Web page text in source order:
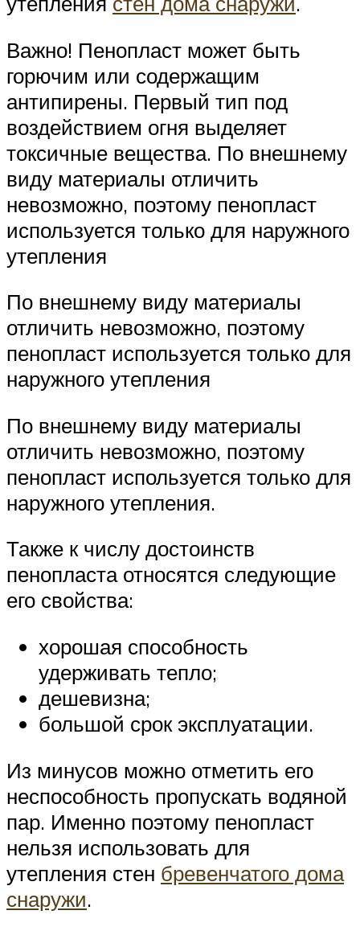
Важно! Пенопласт может быть
горючим или содержащим
антипирены. Первый тип под
воздействием огня выделяет
токсичные вещества. По внешнему
виду материалы отличить
невозможно, поэтому пенопласт
используется только для наружного
утепления
По внешнему виду материалы
отличить невозможно, поэтому
пенопласт используется только для
наружного утепления
По внешнему виду материалы
отличить невозможно, поэтому
пенопласт используется только для
наружного утепления.
Также к числу достоинств
пенопласта относятся следующие
его свойства:
хорошая способность
удерживать тепло;
дешевизна;
большой срок эксплуатации.
Из минусов можно отметить его
неспособность пропускать водяной
пар. Именно поэтому пенопласт
нельзя использовать для
утепления стен бревенчатого дома
снаружи.